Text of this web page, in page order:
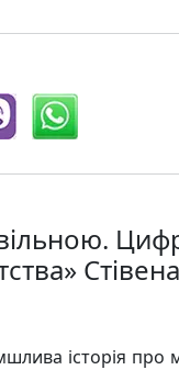
Стівена
історія про